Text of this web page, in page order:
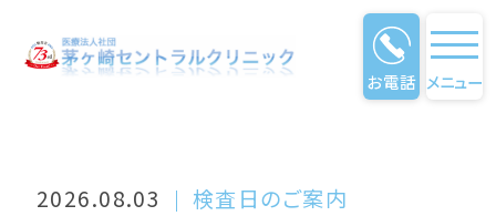
お電話 メニュー
お知らせ
2026.08.03
検査日のご案内